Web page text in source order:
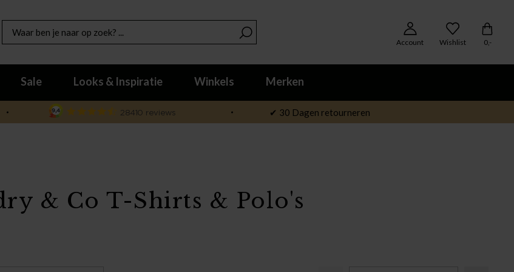
Account Wishlist 0,-
Sale Looks & Inspiratie Winkels Merken
✔ 30 Dagen retourneren
& Co T-Shirts & Polo's